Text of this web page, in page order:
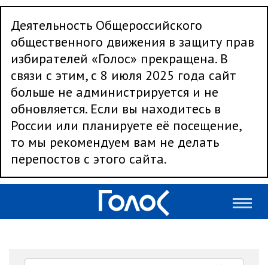
Деятельность Общероссийского
общественного движения в защиту прав
избирателей «Голос» прекращена. В
связи с этим, с 8 июля 2025 года сайт
больше не администрируется и не
обновляется. Если вы находитесь в
России или планируете её посещение,
то мы рекомендуем вам не делать
перепостов с этого сайта.